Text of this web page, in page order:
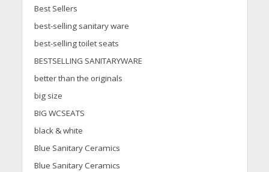
Best Sellers
best-selling sanitary ware
best-selling toilet seats
BESTSELLING SANITARYWARE
better than the originals
big size
BIG WCSEATS
black & white
Blue Sanitary Ceramics
Blue Sanitary Ceramics